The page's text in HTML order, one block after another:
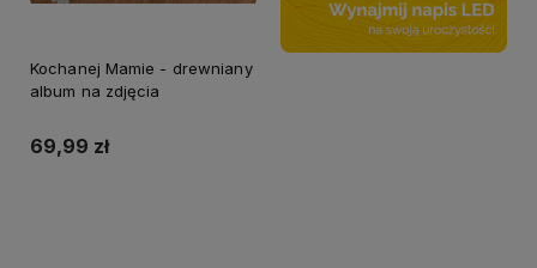
Kochanej Mamie - drewniany
album na zdjęcia
69,99 zł